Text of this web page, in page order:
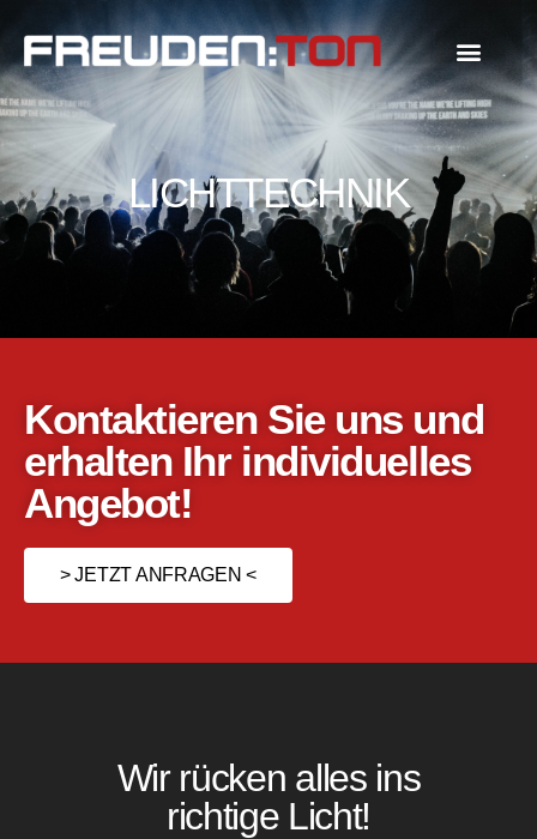
LICHTTECHNIK
Kontaktieren Sie uns und
erhalten Ihr individuelles
Angebot!
> JETZT ANFRAGEN <
Wir rücken alles ins
richtige Licht!